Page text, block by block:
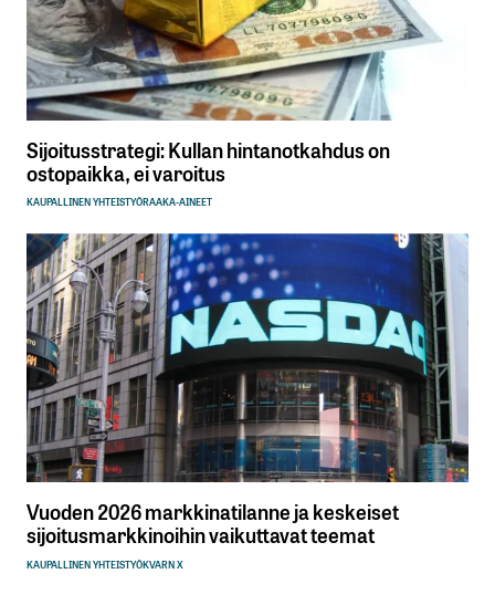
Sijoitusstrategi: Kullan hintanotkahdus on
ostopaikka, ei varoitus
KAUPALLINEN YHTEISTYÖRAAKA-AINEET
Vuoden 2026 markkinatilanne ja keskeiset
sijoitusmarkkinoihin vaikuttavat teemat
KAUPALLINEN YHTEISTYÖKVARN X